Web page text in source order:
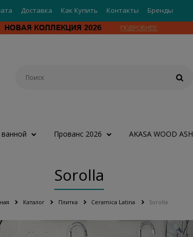
Доставка Как Купить Контакты Бренды
Прованс 2026 AKASA WOOD ASH
Sorolla
Каталог Плитка Ceramica Latina Sorolla